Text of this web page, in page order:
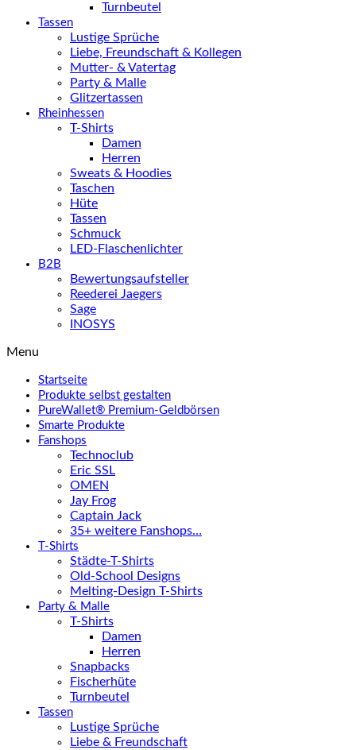
Turnbeutel
Tassen
Lustige Sprüche
Liebe, Freundschaft & Kollegen
Mutter- & Vatertag
Party & Malle
Glitzertassen
Rheinhessen
T-Shirts
Damen
Herren
Sweats & Hoodies
Taschen
Hüte
Tassen
Schmuck
LED-Flaschenlichter
B2B
Bewertungsaufsteller
Reederei Jaegers
Sage
INOSYS
Menu
Startseite
Produkte selbst gestalten
PureWallet® Premium-Geldbörsen
Smarte Produkte
Fanshops
Technoclub
Eric SSL
OMEN
Jay Frog
Captain Jack
35+ weitere Fanshops…
T-Shirts
Städte-T-Shirts
Old-School Designs
Melting-Design T-Shirts
Party & Malle
T-Shirts
Damen
Herren
Snapbacks
Fischerhüte
Turnbeutel
Tassen
Lustige Sprüche
Liebe & Freundschaft